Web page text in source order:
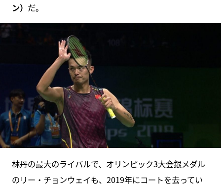
ン） だ。
林丹の最大のライバルで、オリンピック3大会銀メダル
のリー・チョンウェイも、2019年にコートを去ってい